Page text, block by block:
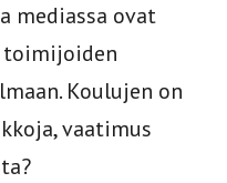
mediassa ovat
Koulujen on
vaatimus